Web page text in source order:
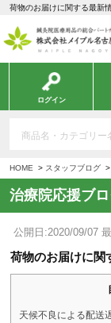
荷物のお届けに関する最新
ログイン
HOME スタッフブログ
治療院応援ブ
公開日:2020/09/07
荷物のお届けに
天候不良による配送